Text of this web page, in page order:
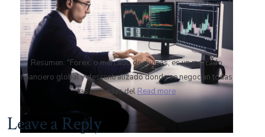
Resumen: "Forex, o mercado de divisas, es un mercado
financiero global y descentralizado donde se negocian todas
las monedas delRead more
Leave a Reply